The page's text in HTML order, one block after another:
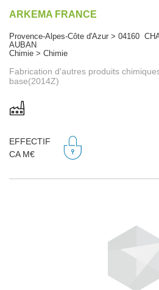
ARKEMA FRANCE
Provence-Alpes-Côte d'Azur > 04160
AUBAN
Chimie > Chimie
Fabrication d'autres produits
base(2014Z)
EFFECTIF
CA M€